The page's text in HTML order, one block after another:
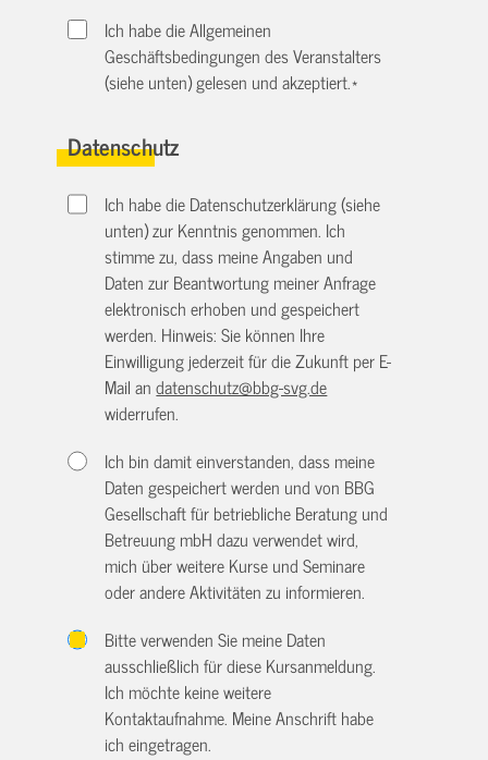
Ich habe die Allgemeinen
Geschäftsbedingungen des Veranstalters
(siehe unten) gelesen und akzeptiert.*
Datenschutz
Ich habe die Datenschutzerklärung (siehe
unten) zur Kenntnis genommen. Ich
stimme zu, dass meine Angaben und
Daten zur Beantwortung meiner Anfrage
elektronisch erhoben und gespeichert
werden. Hinweis: Sie können Ihre
Einwilligung jederzeit für die Zukunft per E-
Mail andatenschutz@bbg-svg.de
widerrufen.
Ich bin damit einverstanden, dass meine
Daten gespeichert werden und von BBG
Gesellschaft für betriebliche Beratung und
Betreuung mbH dazu verwendet wird,
mich über weitere Kurse und Seminare
oder andere Aktivitäten zu informieren.
Bitte verwenden Sie meine Daten
ausschließlich für diese Kursanmeldung.
Ich möchte keine weitere
Kontaktaufnahme. Meine Anschrift habe
ich eingetragen.